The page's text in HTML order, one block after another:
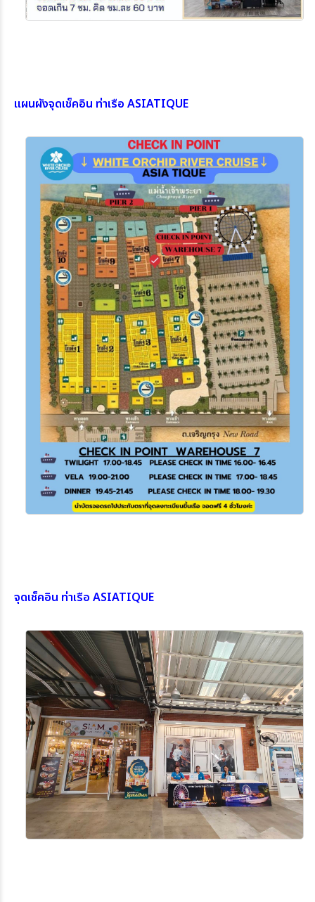
แผนผังจุดเช็คอิน ท่าเรือ ASIATIQUE
จุดเช็คอิน ท่าเรือ ASIATIQUE